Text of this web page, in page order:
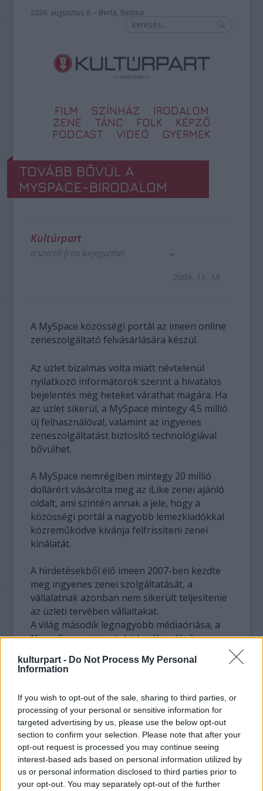
kulturpart - Do Not Process My Personal
Information
If you wish to opt-out of the sale, sharing to third parties, or
processing of your personal or sensitive information for
targeted advertising by us, please use the below opt-out
section to confirm your selection. Please note that after your
opt-out request is processed you may continue seeing
interest-based ads based on personal information utilized by
us or personal information disclosed to third parties prior to
your opt-out. You may separately opt-out of the further
2026. augusztus 6. – Berta, Bettina
FILM SZÍNHÁZ
IRODALOM
ZENE
TÁNC FOLK
KÉPZŐ
PODCAST
VIDEÓ GYERMEK
TOVÁBB BŐVÜL A
MYSPACE-BIRODALOM
Kultúrpart
a szerző friss bejegyzései
2009. 11. 18.
A MySpace közösségi portál az imeen online
zeneszolgáltató felvásárlására készül.
Az üzlet bizalmas volta miatt névtelenül
nyilatkozó informátorok szerint a hivatalos
bejelentés még heteket várathat magára. Ha
az üzlet sikerül, a MySpace mintegy 4,5 millió
új felhasználóval, valamint az ingyenes
zeneszolgáltatást biztosító technológiával
bővülhet.
A MySpace nemrégiben mintegy 20 millió
dollárért vásárolta meg az iLike zenei ajánló
oldalt, ami szintén annak a jele, hogy a
közösségi portál a nagyobb lemezkiadókkal
közreműködve kívánja felfrissíteni zenei
kínálatát.
A hirdetésekből élő imeen 2007-ben kezdte
meg ingyenes zenei szolgáltatását, a
vállalatnak azonban nem sikerült teljesítenie
az üzleti tervében vállaltakat.
A világ második legnagyobb médiaóriása, a
News Corporation tulajdonában lévő
kezelni a lemezkiadóknak fizetendő
A felvásárlási árral kapcsolatban egyelőre
nem közöltek adatokat. Májusban a Warner
Music Group az imeen-be fektetett 16 millió
dollárjáról és további 4 millió dolláros kölcsön
visszafizetésétől tekintett el a zenei
szolgáltató részvényeinek egy részéért.